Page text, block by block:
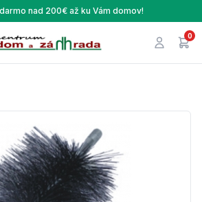
nad 200€ až ku Vám domov!
Dom a Záhrada 0
v